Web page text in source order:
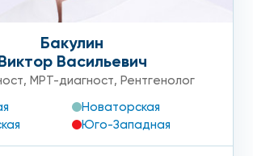
Бакулин
Васильевич
, МРТ-диагност, Рентгенолог
Новаторская
Юго-Западная